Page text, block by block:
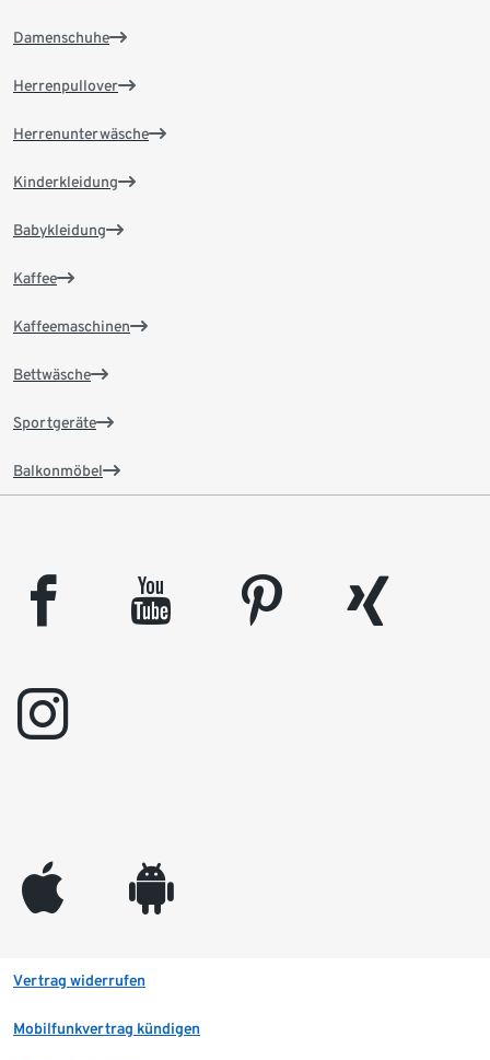
Damenschuhe
Herrenpullover
Herrenunterwäsche
Kinderkleidung
Babykleidung
Kaffee
Kaffeemaschinen
Bettwäsche
Sportgeräte
Balkonmöbel
facebook youtube pinterest
xing
instagram
appleinc android
Vertrag widerrufen
Mobilfunkvertrag kündigen